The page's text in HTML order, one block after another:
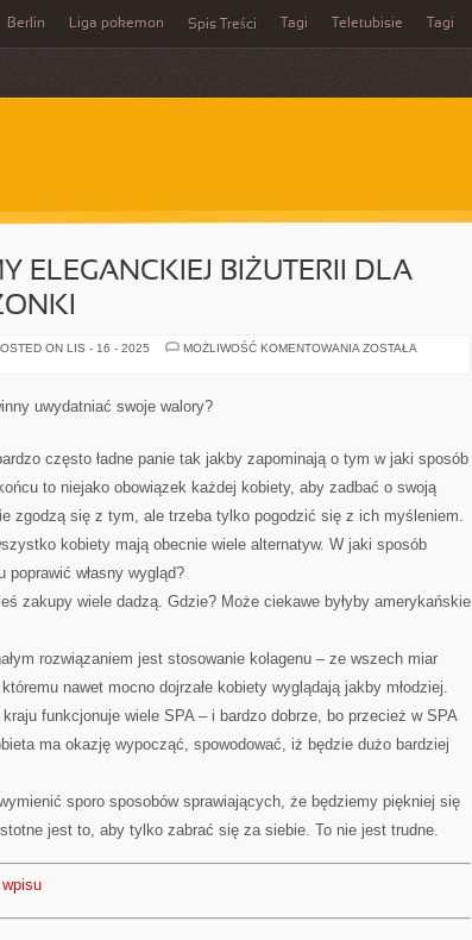
Berlin Liga pokemon Spis Treści Tagi Teletubisie Tagi
ELEGANCKIEJ BIŻUTERII DLA
ON LIS - 16 - 2025 MOŻLIWOŚĆ KOMENTOWANIA POSZUKUJEMY
ZOSTAŁA
uwydatniać swoje walory?
często ładne panie tak jakby zapominają o tym w jaki sposób
to niejako obowiązek każdej kobiety, aby zadbać o swoją
zgodzą się z tym, ale trzeba tylko pogodzić się z ich myśleniem.
kobiety mają obecnie wiele alternatyw. W jaki sposób
własny wygląd?
zakupy wiele dadzą. Gdzie? Może ciekawe byłyby amerykańskie
rozwiązaniem jest stosowanie kolagenu – ze wszech miar
nawet mocno dojrzałe kobiety wyglądają jakby młodziej.
funkcjonuje wiele SPA – i bardzo dobrze, bo przecież w SPA
ma okazję wypocząć, spowodować, iż będzie dużo bardziej
sporo sposobów sprawiających, że będziemy piękniej się
jest to, aby tylko zabrać się za siebie. To nie jest trudne.
wpisu